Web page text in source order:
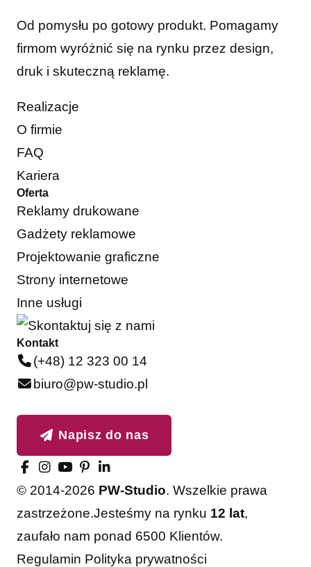
Od pomysłu po gotowy produkt. Pomagamy
firmom wyróżnić się na rynku przez design,
druk i skuteczną reklamę.
Realizacje
O firmie
FAQ
Kariera
Oferta
Reklamy drukowane
Gadżety reklamowe
Projektowanie graficzne
Strony internetowe
Inne usługi
Kontakt
(+48) 12 323 00 14
biuro@pw-studio.pl
Napisz do nas
© 2014-2026 PW-Studio. Wszelkie prawa
zastrzeżone.Jesteśmy na rynku 12 lat,
zaufało nam ponad 6500 Klientów.
Regulamin Polityka prywatności
Akceptuję Odrzucam